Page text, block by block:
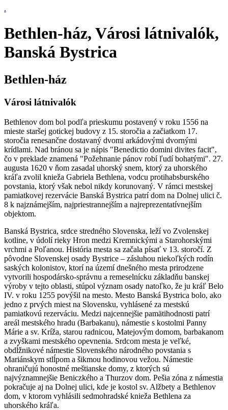
.
Bethlen-ház, Városi látnivalók,
Banská Bystrica
Bethlen-ház
Városi látnivalók
Bethlenov dom bol podľa prieskumu postavený v roku 1556 na
mieste staršej gotickej budovy z 15. storočia a začiatkom 17.
storočia renesančne dostavaný dvomi arkádovými dvornými
krídlami. Nad bránou sa je nápis "Benedictio domini divites facit",
čo v preklade znamená "Požehnanie pánov robí ľudí bohatými". 27.
augusta 1620 v ňom zasadal uhorský snem, ktorý za uhorského
kráľa zvolil knieža Gabriela Bethlena, vodcu protihabsburského
povstania, ktorý však nebol nikdy korunovaný. V rámci mestskej
pamiatkovej rezervácie Banská Bystrica patrí dom na Dolnej ulici č.
8 k najznámejším, najpriestrannejším a najreprezentatívnejším
objektom.
Banská Bystrica, srdce stredného Slovenska, leží vo Zvolenskej
kotline, v údolí rieky Hron medzi Kremnickými a Starohorskými
vrchmi a Poľanou. História mesta sa začala písať v 13. storočí. Z
pôvodne Slovenskej osady Bystrice – zásluhou niekoľkých rodín
saských kolonistov, ktorí na území dnešného mesta prirodzene
vytvorili hospodársko-správnu a remeselnícku základňu banskej
výroby v tejto oblasti, stúpol význam osady natoľko, že ju kráľ Belo
IV. v roku 1255 povýšil na mesto. Mesto Banská Bystrica bolo, ako
jedno z prvých miest na Slovensku, vyhlásené za mestskú
pamiatkovú rezerváciu. Medzi najcennejšie pamätihodnosti patrí
areál mestského hradu (Barbakanu), námestie s kostolmi Panny
Márie a sv. Kríža, starou radnicou, Matejovým domom, barbakanom
a zvyškami mestského opevnenia. Srdcom mesta je veľké,
obdĺžnikové námestie Slovenského národného povstania s
Mariánskym stlĺpom a šikmou hodinovou vežou. Námestie
ohraničujú honostné meštianske domy, z ktorých sú
najvýznamnejšie Beniczkého a Thurzov dom. Pešia zóna z námestia
pokračuje aj na Dolnej ulici, kde je kostol sv. Alžbety a Bethlenov
dom, v ktorom vyhlásili sedmohradské knieža Bethlena za
uhorského kráľa.